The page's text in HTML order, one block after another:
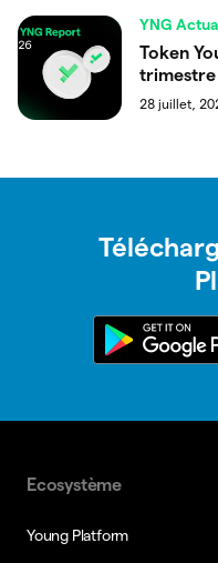
YNG
Token
28 juillet,
Ecosystème
Young Platform